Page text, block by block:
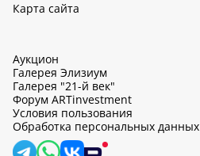
Карта сайта
Аукцион
Галерея Элизиум
Галерея "21-й век"
Форум ARTinvestment
Условия пользования
Обработка персональных данных